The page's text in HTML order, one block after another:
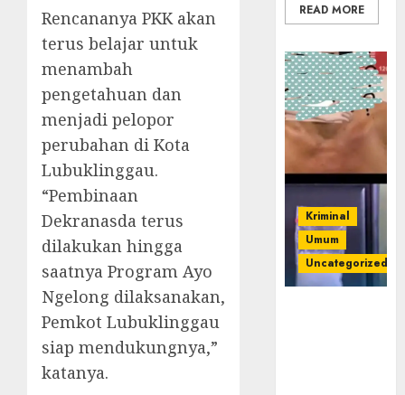
Rencananya PKK akan
terus belajar untuk
menambah
pengetahuan dan
menjadi pelopor
perubahan di Kota
Lubuklinggau.
“Pembinaan
Dekranasda terus
dilakukan hingga
saatnya Program Ayo
Ngelong dilaksanakan,
Pemkot Lubuklinggau
siap mendukungnya,”
katanya.
READ MORE
Kriminal
Umum
Uncategorized